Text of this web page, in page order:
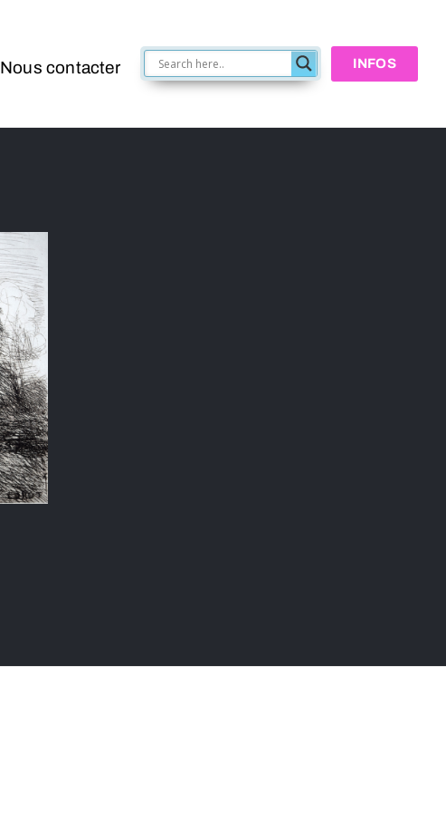
Nous contacter INFOS